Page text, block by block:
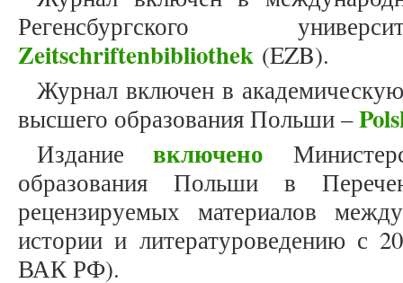
Регенсбургского
Zeitschriftenbibliothek (EZB).
Журнал включен в
высшего образования Польши –
Издание включено
образования Польши в
рецензируемых материалов
истории и литературоведению с
ВАК РФ).